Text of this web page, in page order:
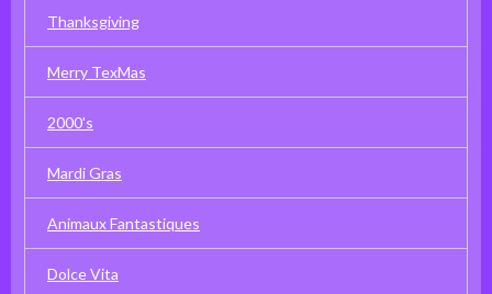
Thanksgiving
Merry TexMas
2000's
Mardi Gras
Animaux Fantastiques
Dolce Vita